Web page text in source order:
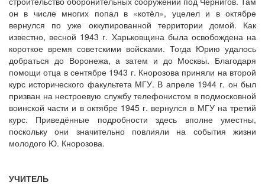
он в числе многих попал в «котёл», уцелел и в октябре
вернулся по уже оккупированной территории домой. Как
известно, весной 1943 г. Харьковщина была освобождена на
короткое время советскими войсками. Тогда Юрию удалось
добраться до Воронежа, а затем и до Москвы. Благодаря
помощи отца в сентябре 1943 г. Кнорозова приняли на второй
курс исторического факультета МГУ. В апреле 1944 г. он был
призван на нестроевую службу телефонистом в подмосковной
воинской части и в октябре 1945 г. вернулся в МГУ на третий
курс. Приведённые подробности здесь вполне уместны,
поскольку они значительно повлияли на события жизни
молодого Ю. Кнорозова.
УЧИТЕЛЬ